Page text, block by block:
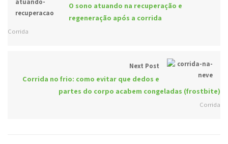
O sono atuando na recuperação e
regeneração após a corrida
Corrida
Next Post
Corrida no frio: como evitar que dedos e
partes do corpo acabem congeladas (frostbite)
Corrida